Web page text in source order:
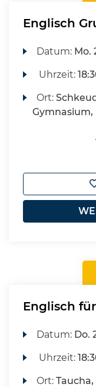
Englisch
Datum: Mo.
Uhrzeit:
Ort:
Gymnasium,
Englisch
Datum: Do.
Uhrzeit:
Ort:Taucha,